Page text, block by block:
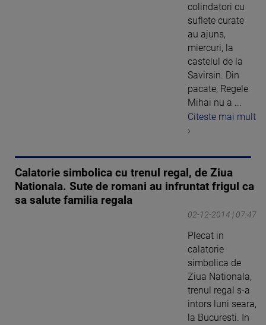
colindatori cu
suflete curate
au ajuns,
miercuri, la
castelul de la
Savirsin. Din
pacate, Regele
Mihai nu a ...
Citeste mai mult
›
Calatorie simbolica cu trenul regal, de Ziua
Nationala. Sute de romani au infruntat frigul ca
sa salute familia regala
02-12-2014 | 07:47
Plecat in
calatorie
simbolica de
Ziua Nationala,
trenul regal s-a
intors luni seara,
la Bucuresti. In